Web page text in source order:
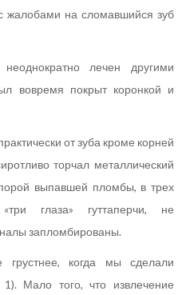
жалобами на сломавшийся зуб
лечен другими
вовремя покрыт коронкой и
от зуба кроме корней
торчал металлический
выпавшей пломбы, в трех
глаза» гуттаперчи, не
запломбированы.
когда мы сделали
Мало того, что извлечение